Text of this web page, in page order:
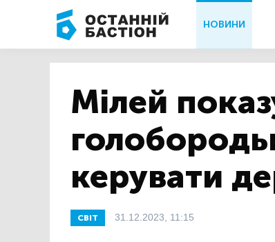
НОВИНИ
Мілей
керувати
СВІТ 31.12.2023, 11:15